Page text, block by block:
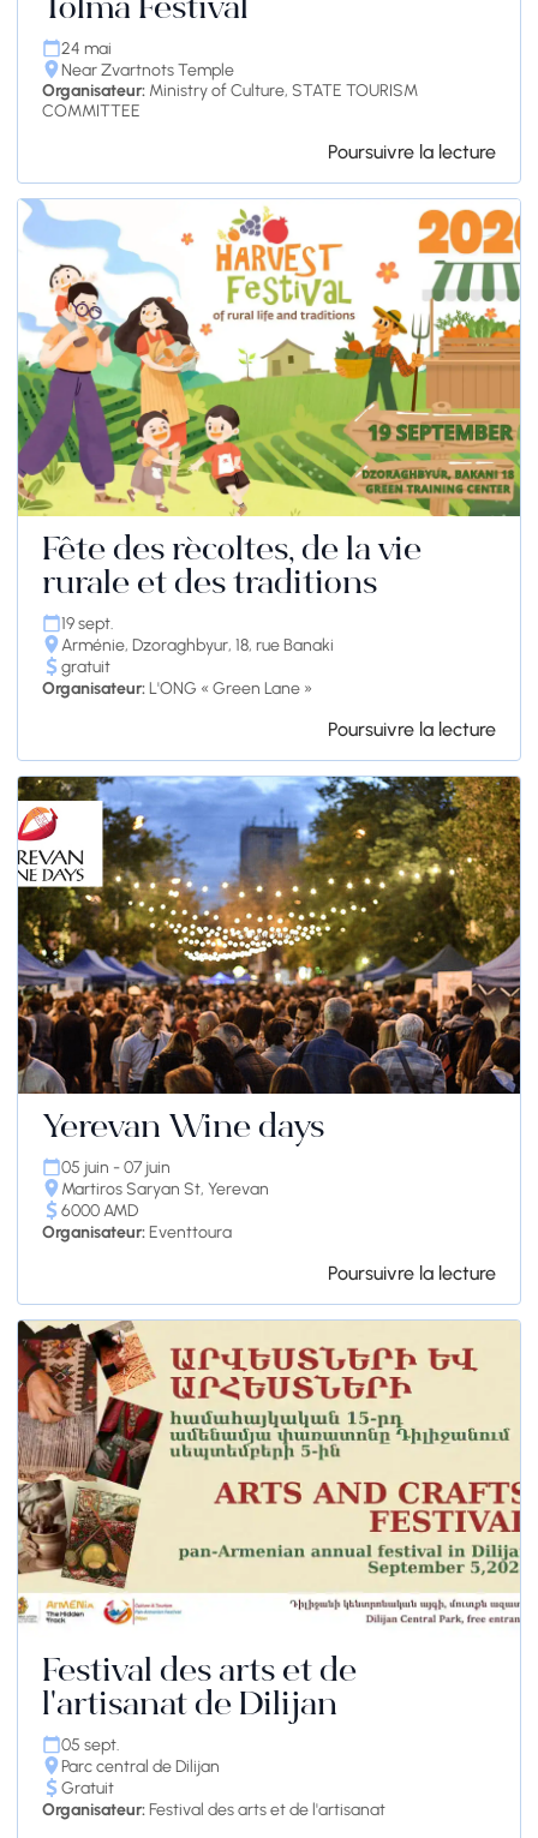
Tolma Festival
24 mai
Near Zvartnots Temple
Organisateur: Ministry of Culture, STATE TOURISM
COMMITTEE
Poursuivre la lecture
Fête des récoltes, de la vie
rurale et des traditions
19 sept.
Arménie, Dzoraghbyur, 18, rue Banaki
gratuit
Organisateur:L'ONG « Green Lane »
Poursuivre la lecture
Yerevan Wine days
05 juin - 07 juin
Martiros Saryan St, Yerevan
6000 AMD
Organisateur:Eventtoura
Poursuivre la lecture
Festival des arts et de
l'artisanat de Dilijan
05 sept.
Parc central de Dilijan
Gratuit
Organisateur:Festival des arts et de l'artisanat